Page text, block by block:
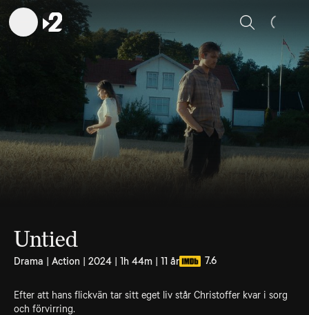
Sök
Untied
Drama | Action | 2024 | 1h 44m | 11 år 7.6
Efter att hans flickvän tar sitt eget liv står Christoffer kvar i sorg
och förvirring.